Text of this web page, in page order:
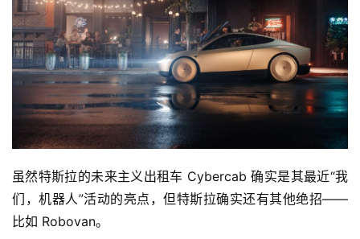
虽然特斯拉的未来主义出租车 Cyber​​cab 确实是其最近“我
们，机器人”活动的亮点，但特斯拉确实还有其他绝招——
比如 Robovan。